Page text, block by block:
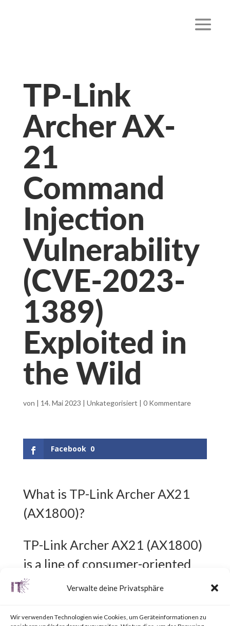
Verwalte deine Privatsphäre
Wir verwenden Technologien wie Cookies, um Geräteinformationen zu
TP-Link
Archer AX-
21
Command
Injection
Vulnerability
(CVE-2023-
1389)
Exploited in
the Wild
von | 14. Mai 2023 | Unkategorisiert | 0 Kommentare
Facebook 0
What is TP-Link Archer AX21
(AX1800)?
TP-Link Archer AX21 (AX1800)
is a line of consumer-oriented
Wi-Fi routers.
What is the attack?